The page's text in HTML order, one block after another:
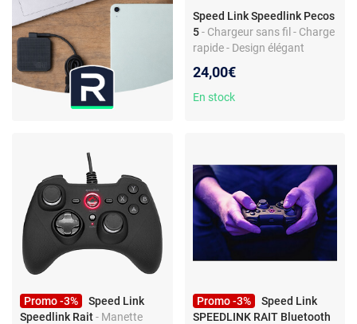
Speed Link Speedlink Pecos
5 - Chargeur sans fil - Charge
rapide - Design élégant
24,00€
En stock
Promo -3%
Speed Link
Speedlink Rait- Manette
Promo -3%
Speed Link
SPEEDLINK RAIT Bluetooth